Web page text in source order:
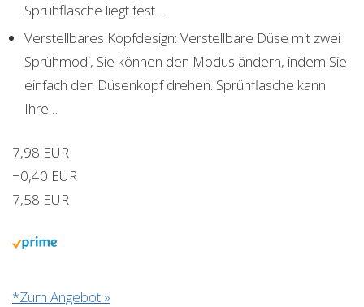
Sprühflasche liegt fest…
Verstellbares Kopfdesign: Verstellbare Düse mit zwei
Sprühmodi, Sie können den Modus ändern, indem Sie
einfach den Düsenkopf drehen. Sprühflasche kann
Ihre…
7,98 EUR
−0,40 EUR
7,58 EUR
*Zum Angebot »